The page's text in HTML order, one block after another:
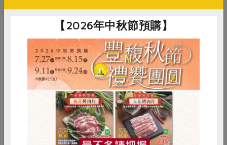
內容物 金目鱸魚
冷凍未拆封可保存12個月
產品說明
低密度共生混養的金目鱸魚，去刺魚
排方便利用，讓愛吃魚又不會挑刺的
朋友可以簡單品嘗美味。
調理方式 適合油煎、清蒸或煮湯
注意事項 本品含有魚類，對其過敏者請勿食用
RPET 食譜 減硝酸鹽
雞蛋 食安 共同購買
【2026年中秋節預購】